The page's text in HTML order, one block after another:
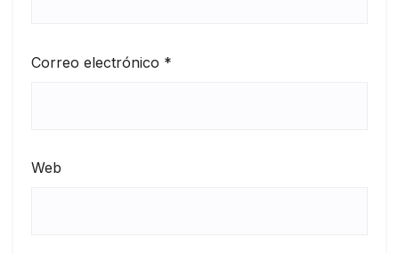
Correo electrónico *
Web